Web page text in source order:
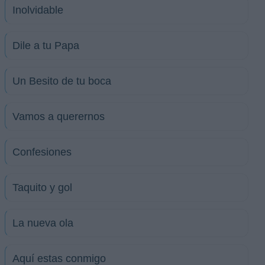
Inolvidable
Dile a tu Papa
Un Besito de tu boca
Vamos a querernos
Confesiones
Taquito y gol
La nueva ola
Aquí estas conmigo